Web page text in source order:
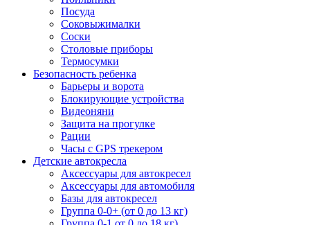
Посуда
Соковыжималки
Соски
Столовые приборы
Термосумки
Безопасность ребенка
Барьеры и ворота
Блокирующие устройства
Видеоняни
Защита на прогулке
Рации
Часы с GPS трекером
Детские автокресла
Аксессуары для автокресел
Аксессуары для автомобиля
Базы для автокресел
Группа 0-0+ (от 0 до 13 кг)